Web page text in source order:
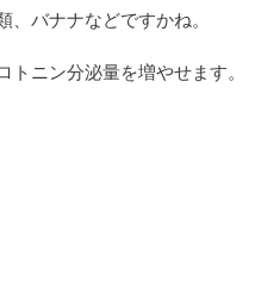
バナナなどですかね。
ニン分泌量を増やせます。